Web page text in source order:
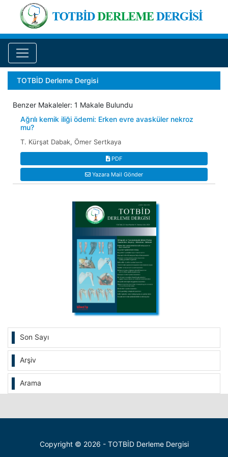
Son Sayı
Arşiv
Arama
TOTBİD Derleme Dergisi
Benzer Makaleler: 1 Makale Bulundu
Ağrılı kemik iliği ödemi: Erken evre avasküler nekroz
mu?
T. Kürşat Dabak, Ömer Sertkaya
PDF
Yazara Mail Gönder
Copyright © 2026 - TOTBİD Derleme Dergisi